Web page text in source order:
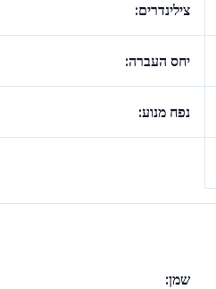
צילינדרים:
יחס העברה:
נפח מנוע:
שמן: